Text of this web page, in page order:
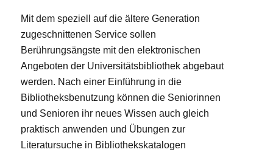
Mit dem speziell auf die ältere Generation
zugeschnittenen Service sollen
Berührungsängste mit den elektronischen
Angeboten der Universitätsbibliothek abgebaut
werden. Nach einer Einführung in die
Bibliotheksbenutzung können die Seniorinnen
und Senioren ihr neues Wissen auch gleich
praktisch anwenden und Übungen zur
Literatursuche in Bibliothekskatalogen